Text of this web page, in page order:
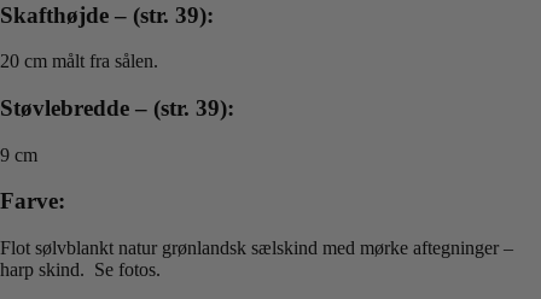
Skafthøjde – (str. 39):
20 cm målt fra sålen.
Støvlebredde – (str. 39):
9 cm
Farve:
Flot sølvblankt natur grønlandsk sælskind med mørke aftegninger –
harp skind. Se fotos.